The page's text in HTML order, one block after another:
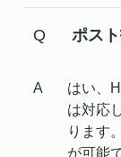
ポス
はい、
は対応
ります
が可能